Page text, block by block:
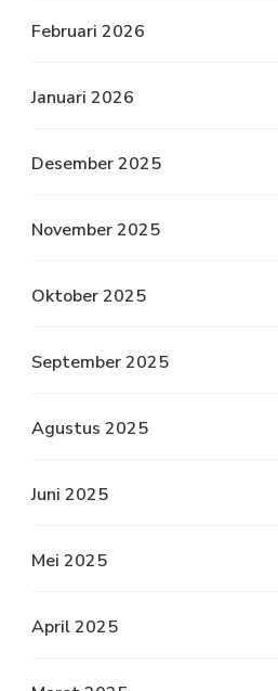
Februari 2026
Januari 2026
Desember 2025
November 2025
Oktober 2025
September 2025
Agustus 2025
Juni 2025
Mei 2025
April 2025